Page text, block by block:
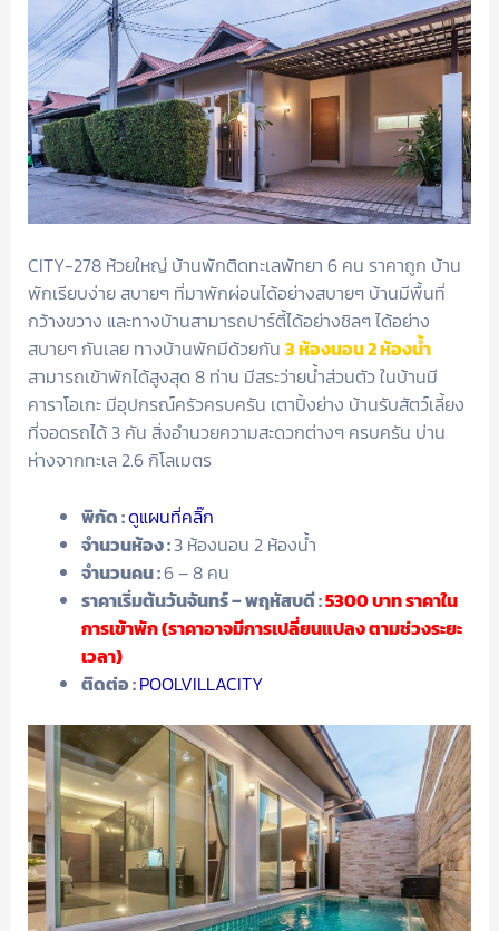
CITY-278 ห้วยใหญ่ บ้านพักติดทะเลพัทยา 6 คน ราคาถูก บ้าน
พักเรียบง่าย สบายๆ ที่มาพักผ่อนได้อย่างสบายๆ บ้านมีพื้นที่
กว้างขวาง และทางบ้านสามารถปาร์ตี้ได้อย่างชิลๆ ได้อย่าง
สบายๆ กันเลย ทางบ้านพักมีด้วยกัน 3 ห้องนอน 2 ห้องน้ำ
สามารถเข้าพักได้สูงสุด 8 ท่าน มีสระว่ายน้ำส่วนตัว ในบ้านมี
คาราโอเกะ มีอุปกรณ์ครัวครบครัน เตาปิ้งย่าง บ้านรับสัตว์เลี้ยง
ที่จอดรถได้ 3 คัน สิ่งอำนวยความสะดวกต่างๆ ครบครัน บ่าน
ห่างจากทะเล 2.6 กิโลเมตร
พิกัด :ดูแผนที่คลิ๊ก
จำนวนห้อง :3 ห้องนอน 2 ห้องน้ำ
จำนวนคน :6 – 8 คน
ราคาเริ่มต้นวันจันทร์ – พฤหัสบดี :5300บาท ราคาใน
การเข้าพัก (ราคาอาจมีการเปลี่ยนแปลง ตามช่วงระยะ
เวลา)
ติดต่อ :POOLVILLACITY